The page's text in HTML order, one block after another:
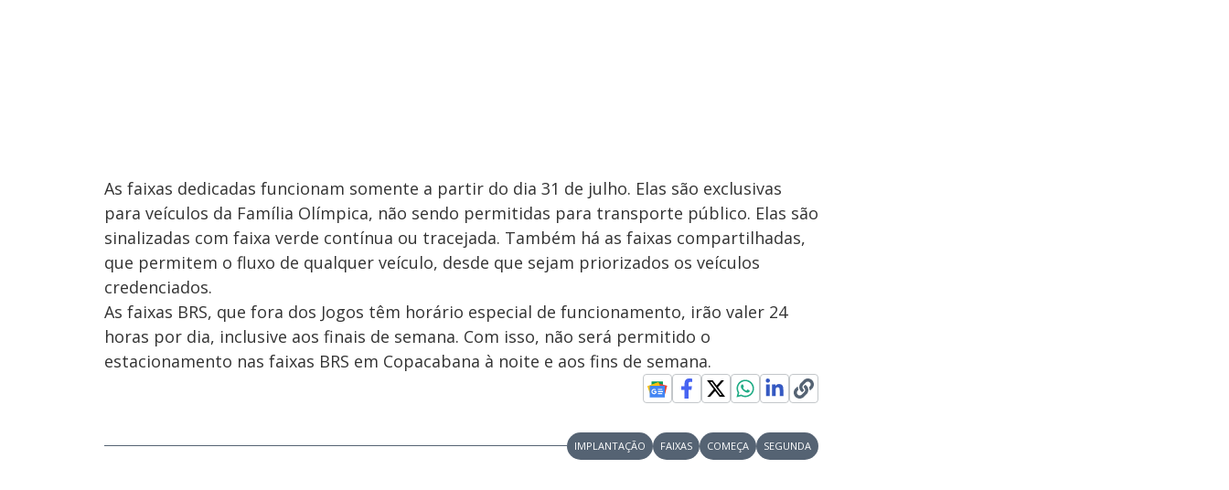
As faixas dedicadas funcionam somente a partir do dia 31 de julho. Elas são exclusivas
para veículos da Família Olímpica, não sendo permitidas para transporte público. Elas são
sinalizadas com faixa verde contínua ou tracejada. Também há as faixas compartilhadas,
que permitem o fluxo de qualquer veículo, desde que sejam priorizados os veículos
credenciados.
As faixas BRS, que fora dos Jogos têm horário especial de funcionamento, irão valer 24
horas por dia, inclusive aos finais de semana. Com isso, não será permitido o
estacionamento nas faixas BRS em Copacabana à noite e aos fins de semana.
IMPLANTAÇÃO FAIXAS COMEÇA SEGUNDA